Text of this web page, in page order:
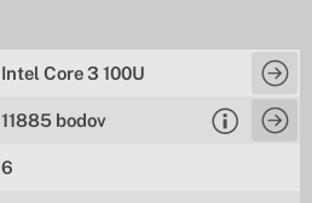
Intel Core 3 100U
11885 bodov
6